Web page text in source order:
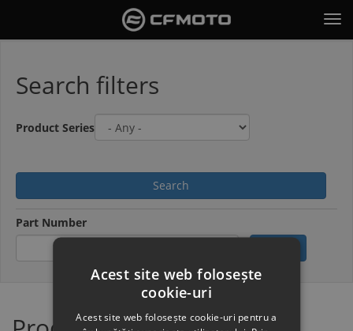
main
Search filters
Product Series
Search
Part Number
Acest site web folosește
cookie-uri
Acest site web folosește cookie-uri pentru a